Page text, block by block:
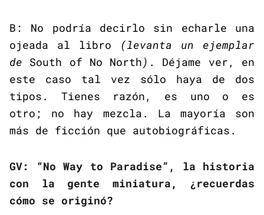
B: No podría decirlo sin echarle una
ojeada al libro (levanta un ejemplar
de South of No North ) . Déjame ver, en
este caso tal vez sólo haya de dos
tipos. Tienes razón, es uno o es
otro; no hay mezcla. La mayoría son
más de ficción que autobiográficas.
GV: “No Way to Paradise”, la historia
con la gente miniatura, ¿recuerdas
cómo se originó?